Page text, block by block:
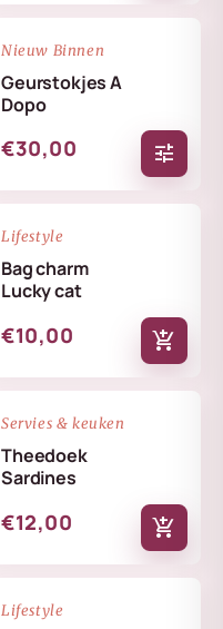
NIEUW
Nieuw Binnen
Geurstokjes A
Dopo
€30,00 tune
NIEUW
Lifestyle
Bag charm
Lucky cat
€10,00 add_shopping_cart
NIEUW
Servies & keuken
Theedoek
Sardines
€12,00 add_shopping_cart
NIEUW
Lifestyle